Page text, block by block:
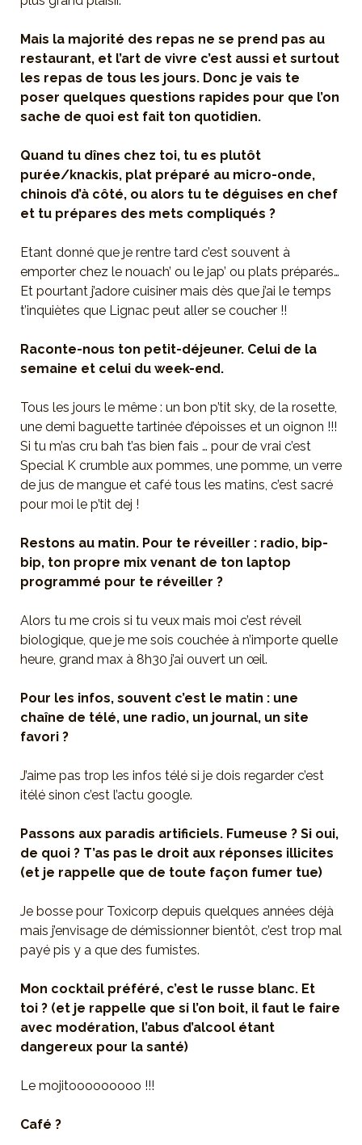
Mais la majorité des repas ne se prend pas au
restaurant, et l’art de vivre c’est aussi et surtout
les repas de tous les jours. Donc je vais te
poser quelques questions rapides pour que l’on
sache de quoi est fait ton quotidien.
Quand tu dînes chez toi, tu es plutôt
purée/knackis, plat préparé au micro-onde,
chinois d’à côté, ou alors tu te déguises en chef
et tu prépares des mets compliqués ?
Etant donné que je rentre tard c’est souvent à
emporter chez le nouach’ ou le jap’ ou plats préparés…
Et pourtant j’adore cuisiner mais dès que j’ai le temps
t’inquiètes que Lignac peut aller se coucher !!
Raconte-nous ton petit-déjeuner. Celui de la
semaine et celui du week-end.
Tous les jours le même : un bon p’tit sky, de la rosette,
une demi baguette tartinée d’époisses et un oignon !!!
Si tu m’as cru bah t’as bien fais … pour de vrai c’est
Special K crumble aux pommes, une pomme, un verre
de jus de mangue et café tous les matins, c’est sacré
pour moi le p’tit dej !
Restons au matin. Pour te réveiller : radio, bip-
bip, ton propre mix venant de ton laptop
programmé pour te réveiller ?
Alors tu me crois si tu veux mais moi c’est réveil
biologique, que je me sois couchée à n’importe quelle
heure, grand max à 8h30 j’ai ouvert un œil.
Pour les infos, souvent c’est le matin : une
chaîne de télé, une radio, un journal, un site
favori ?
J’aime pas trop les infos télé si je dois regarder c’est
itélé sinon c’est l’actu google.
Passons aux paradis artificiels. Fumeuse ? Si oui,
de quoi ? T’as pas le droit aux réponses illicites
(et je rappelle que de toute façon fumer tue)
Je bosse pour Toxicorp depuis quelques années déjà
mais j’envisage de démissionner bientôt, c’est trop mal
payé pis y a que des fumistes.
Mon cocktail préféré, c’est le russe blanc. Et
toi ? (et je rappelle que si l’on boit, il faut le faire
avec modération, l’abus d’alcool étant
dangereux pour la santé)
Le mojitooooooooo !!!
Café ?